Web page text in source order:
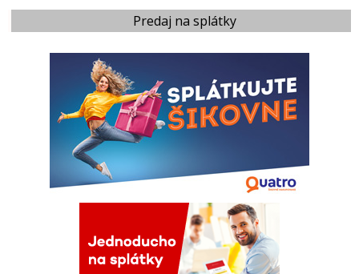
Predaj na splátky